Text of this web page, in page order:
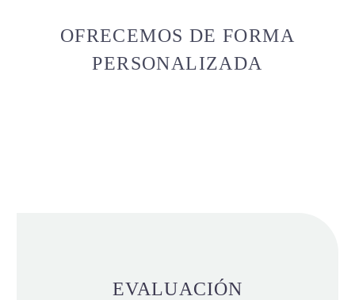
OFRECEMOS DE FORMA
PERSONALIZADA
EVALUACIÓN